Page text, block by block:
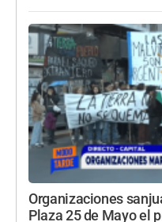
Organizaciones
Plaza 25 de Mayo el